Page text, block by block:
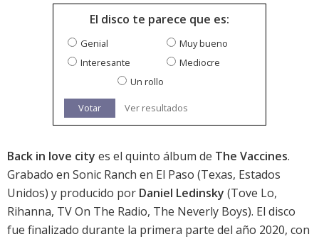
El disco te parece que es:
Genial
Muy bueno
Interesante
Mediocre
Un rollo
Votar Ver resultados
Back in love city es el quinto álbum de The Vaccines.
Grabado en Sonic Ranch en El Paso (Texas, Estados
Unidos) y producido por Daniel Ledinsky (Tove Lo,
Rihanna, TV On The Radio, The Neverly Boys). El disco
fue finalizado durante la primera parte del año 2020, con